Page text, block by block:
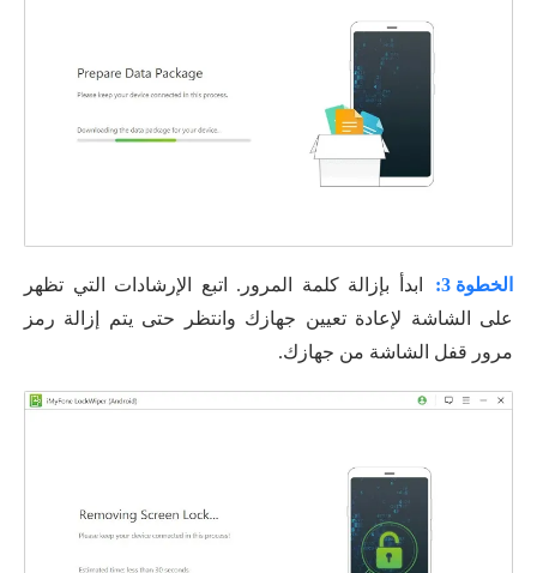
الخطوة 3:
ابدأ بإزالة كلمة المرور. اتبع الإرشادات التي تظهر
على الشاشة لإعادة تعيين جهازك وانتظر حتى يتم إزالة رمز
مرور قفل الشاشة من جهازك.